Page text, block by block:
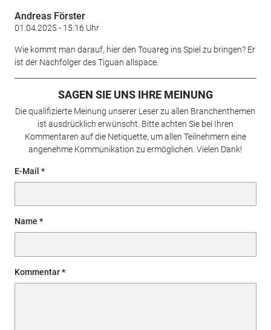
Andreas Förster
01.04.2025 - 15:16 Uhr
Wie kommt man darauf, hier den Touareg ins Spiel zu bringen? Er
ist der Nachfolger des Tiguan allspace.
SAGEN SIE UNS IHRE MEINUNG
Die qualifizierte Meinung unserer Leser zu allen Branchenthemen
ist ausdrücklich erwünscht. Bitte achten Sie bei Ihren
Kommentaren auf die Netiquette, um allen Teilnehmern eine
angenehme Kommunikation zu ermöglichen. Vielen Dank!
E-Mail
Name
Kommentar